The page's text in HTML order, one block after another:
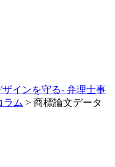
インを守る- 弁理士事
ラム > 商標論文データ